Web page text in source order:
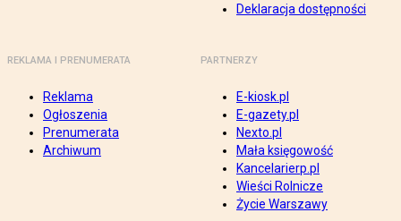
Deklaracja dostępności
REKLAMA I PRENUMERATA
Reklama
Ogłoszenia
Prenumerata
Archiwum
PARTNERZY
E-kiosk.pl
E-gazety.pl
Nexto.pl
Mała księgowość
Kancelarierp.pl
Wieści Rolnicze
Życie Warszawy